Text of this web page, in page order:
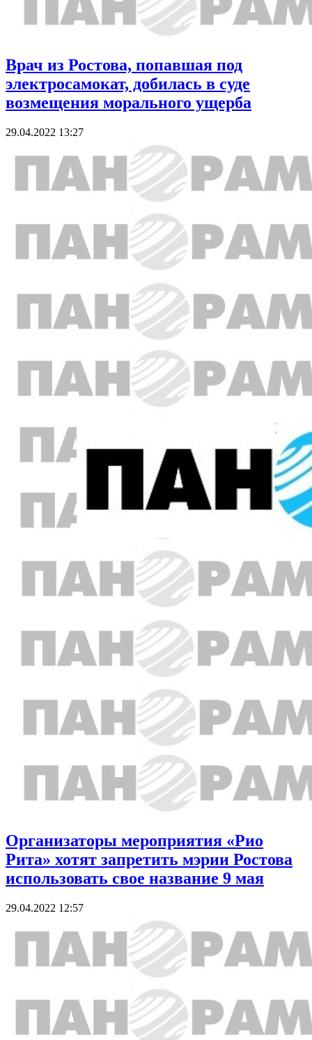
Врач из Ростова, попавшая под
электросамокат, добилась в суде
возмещения морального ущерба
29.04.2022 13:27
Организаторы мероприятия «Рио
Рита» хотят запретить мэрии Ростова
использовать свое название 9 мая
29.04.2022 12:57